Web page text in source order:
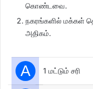
கொண்டவை.
நகரங்களில் மக்கள்
அதிகம்.
A 1 மட்டும் சரி